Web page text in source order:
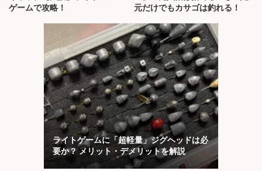
ゲームで攻略！
元だけでもカサゴは釣れる！
ライトゲームに「超軽量」ジグヘッドは必
要か？ メリット・デメリットを解説